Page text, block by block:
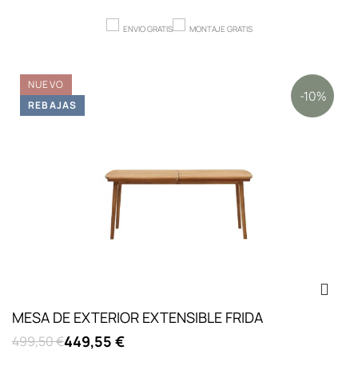
ENVIO GRATIS MONTAJE GRATIS
MESA DE EXTERIOR EXTENSIBLE FRIDA
499,50 €449,55 €
NUEVO
-10%
REBAJAS